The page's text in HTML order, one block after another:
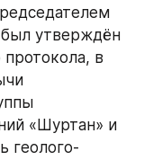
был утверждён
протокола, в
«Шуртан» и
геолого-